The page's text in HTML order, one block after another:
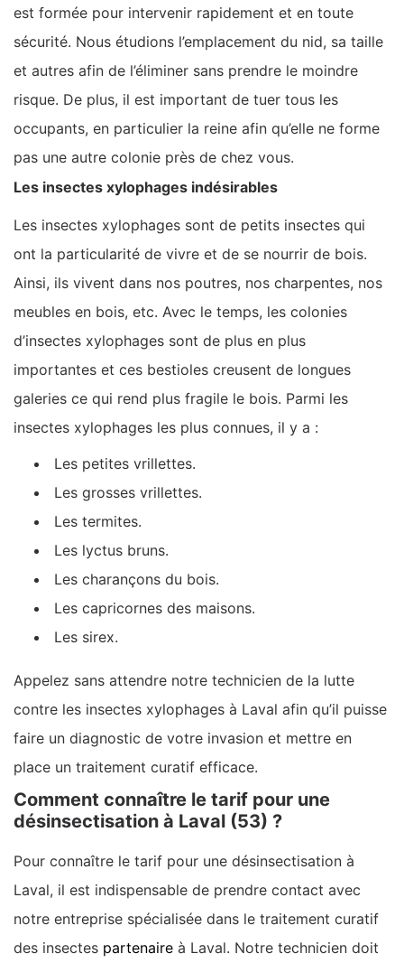
est formée pour intervenir rapidement et en toute
sécurité. Nous étudions l’emplacement du nid, sa taille
et autres afin de l’éliminer sans prendre le moindre
risque. De plus, il est important de tuer tous les
occupants, en particulier la reine afin qu’elle ne forme
pas une autre colonie près de chez vous.
Les insectes xylophages indésirables
Les insectes xylophages sont de petits insectes qui
ont la particularité de vivre et de se nourrir de bois.
Ainsi, ils vivent dans nos poutres, nos charpentes, nos
meubles en bois, etc. Avec le temps, les colonies
d’insectes xylophages sont de plus en plus
importantes et ces bestioles creusent de longues
galeries ce qui rend plus fragile le bois. Parmi les
insectes xylophages les plus connues, il y a :
Les petites vrillettes.
Les grosses vrillettes.
Les termites.
Les lyctus bruns.
Les charançons du bois.
Les capricornes des maisons.
Les sirex.
Appelez sans attendre notre technicien de la lutte
contre les insectes xylophages à Laval afin qu’il puisse
faire un diagnostic de votre invasion et mettre en
place un traitement curatif efficace.
Comment connaître le tarif pour une
désinsectisation à Laval (53) ?
Pour connaître le tarif pour une désinsectisation à
Laval, il est indispensable de prendre contact avec
notre entreprise spécialisée dans le traitement curatif
des insectes partenaire à Laval. Notre technicien doit